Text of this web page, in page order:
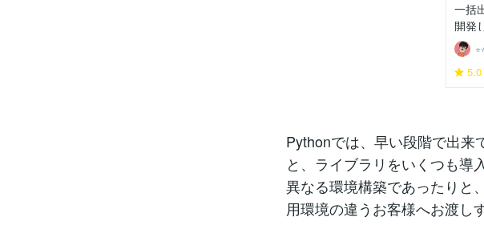
一括
開発
5.0
Pythonでは、早い段階で出来
と、ライブラリをいくつも導
異なる環境構築であったりと
用環境の違うお客様へお渡し